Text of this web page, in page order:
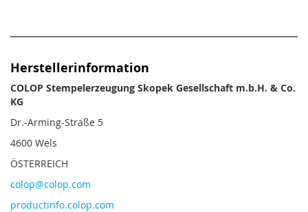
Herstellerinformation
COLOP Stempelerzeugung Skopek Gesellschaft m.b.H. & Co.
KG
Dr.-Arming-Straße 5
4600 Wels
ÖSTERREICH
colop@colop.com
productinfo.colop.com